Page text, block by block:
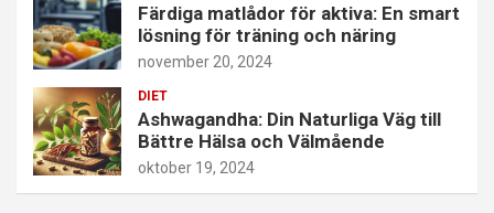
Färdiga matlådor för aktiva: En smart
lösning för träning och näring
november 20, 2024
DIET
Ashwagandha: Din Naturliga Väg till
Bättre Hälsa och Välmående
oktober 19, 2024